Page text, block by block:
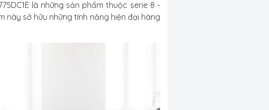
là những sản phẩm thuộc serie 8 -
này sở hữu những tính năng hiện đại hàng